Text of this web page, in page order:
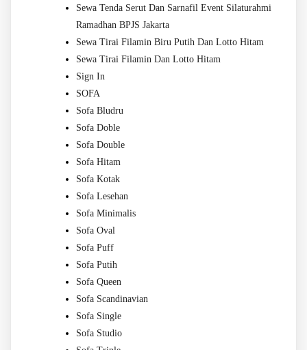
Sewa Tenda Serut Dan Sarnafil Event Silaturahmi
Ramadhan BPJS Jakarta
Sewa Tirai Filamin Biru Putih Dan Lotto Hitam
Sewa Tirai Filamin Dan Lotto Hitam
Sign In
SOFA
Sofa Bludru
Sofa Doble
Sofa Double
Sofa Hitam
Sofa Kotak
Sofa Lesehan
Sofa Minimalis
Sofa Oval
Sofa Puff
Sofa Putih
Sofa Queen
Sofa Scandinavian
Sofa Single
Sofa Studio